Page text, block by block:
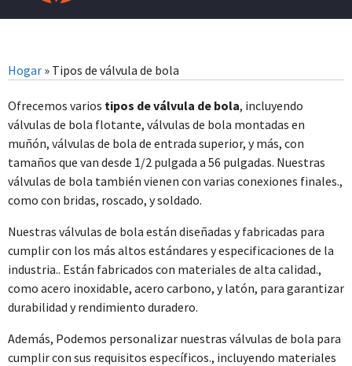
Hogar » Tipos de válvula de bola
Ofrecemos varios tipos de válvula de bola, incluyendo
válvulas de bola flotante, válvulas de bola montadas en
muñón, válvulas de bola de entrada superior, y más, con
tamaños que van desde 1/2 pulgada a 56 pulgadas. Nuestras
válvulas de bola también vienen con varias conexiones finales.,
como con bridas, roscado, y soldado.
Nuestras válvulas de bola están diseñadas y fabricadas para
cumplir con los más altos estándares y especificaciones de la
industria.. Están fabricados con materiales de alta calidad.,
como acero inoxidable, acero carbono, y latón, para garantizar
durabilidad y rendimiento duradero.
Además, Podemos personalizar nuestras válvulas de bola para
cumplir con sus requisitos específicos., incluyendo materiales